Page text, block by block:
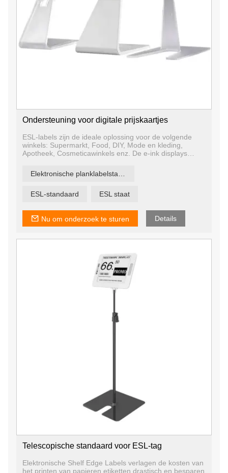
Ondersteuning voor digitale prijskaartjes
ESL-labels zijn de ideale oplossing voor de volgende
winkels: Supermarkt, Food, DIY, Mode en kleding,
Apotheek, Cosmeticawinkels enz. De e-ink displays
ziekenhuizen, hotels en luchthavens of als halte-
dienstregelingen en informatieborden in openbare
ESL-standaard ESL staat
Nu om onderzoek te sturen Details
Telescopische standaard voor ESL-tag
Elektronische Shelf Edge Labels verlagen de kosten van
het printen van papieren etiketten drastisch en besparen